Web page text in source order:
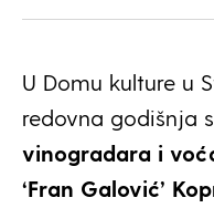
U Domu kulture u
redovna godišnja
vinogradara i
‘Fran Galović’